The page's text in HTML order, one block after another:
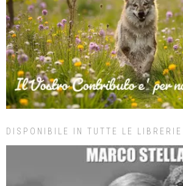
DISPONIBILE IN TUTTE LE LIBRERIE